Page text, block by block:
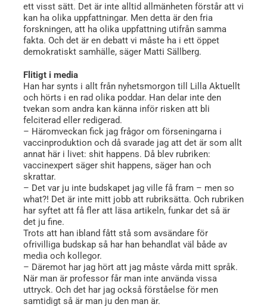
ett visst sätt. Det är inte alltid allmänheten förstår att vi
kan ha olika uppfattningar. Men detta är den fria
forskningen, att ha olika uppfattning utifrån samma
fakta. Och det är en debatt vi måste ha i ett öppet
demokratiskt samhälle, säger Matti Sällberg.
Flitigt i media
Han har synts i allt från nyhetsmorgon till Lilla Aktuellt
och hörts i en rad olika poddar. Han delar inte den
tvekan som andra kan känna inför risken att bli
felciterad eller redigerad.
– Häromveckan fick jag frågor om förseningarna i
vaccinproduktion och då svarade jag att det är som allt
annat här i livet: shit happens. Då blev rubriken:
vaccinexpert säger shit happens, säger han och
skrattar.
– Det var ju inte budskapet jag ville få fram – men so
what?! Det är inte mitt jobb att rubriksätta. Och rubriken
har syftet att få fler att läsa artikeln, funkar det så är
det ju fine.
Trots att han ibland fått stå som avsändare för
ofrivilliga budskap så har han behandlat väl både av
media och kollegor.
– Däremot har jag hört att jag måste vårda mitt språk.
När man är professor får man inte använda vissa
uttryck. Och det har jag också förståelse för men
samtidigt så är man ju den man är.